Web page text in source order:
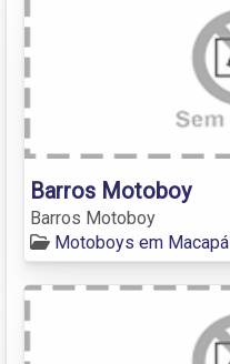
Barros Motoboy
Barros Motoboy
Motoboys em Macapá